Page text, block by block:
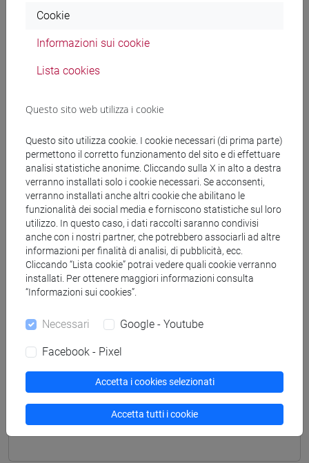
Docenti
Materiali didattici
Materiali su Moodle
Corsi di studio e percorsi
[CTR3] INFORMATICA - Laurea
computer science
Insegnamenti mutuati
MATEMATICA DI BASE [CT0623]
Cookie
Informazioni sui cookie
Lista cookies
Questo sito web utilizza i cookie
Questo sito utilizza cookie. I cookie necessari (di prima parte)
permettono il corretto funzionamento del sito e di effettuare
analisi statistiche anonime. Cliccando sulla X in alto a destra
verranno installati solo i cookie necessari. Se acconsenti,
verranno installati anche altri cookie che abilitano le
funzionalità dei social media e forniscono statistiche sul loro
utilizzo. In questo caso, i dati raccolti saranno condivisi
anche con i nostri partner, che potrebbero associarli ad altre
informazioni per finalità di analisi, di pubblicità, ecc.
Cliccando “Lista cookie” potrai vedere quali cookie verranno
installati. Per ottenere maggiori informazioni consulta
“Informazioni sui cookies”.
Necessari Google - Youtube
Facebook - Pixel
Accetta i cookies selezionati
Accetta tutti i cookie